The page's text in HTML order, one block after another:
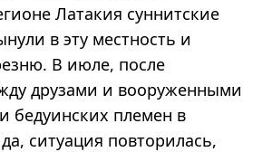
Латакия суннитские
в эту местность и
В июле, после
друзами и вооруженными
бедуинских племен в
ситуация повторилась,